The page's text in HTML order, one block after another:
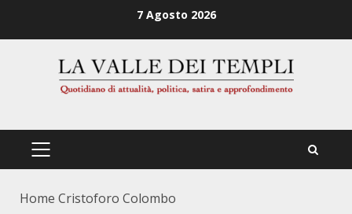
7 Agosto 2026
PRIMÄRES
Home Cristoforo Colombo